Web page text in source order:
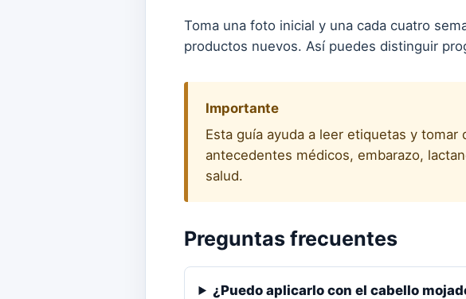
Toma una foto inicial y una cada cuatro
productos nuevos. Así puedes distinguir
Importante
Esta guía ayuda a leer etiquetas y
antecedentes médicos, embarazo,
salud.
Preguntas frecuentes
¿Puedo aplicarlo con el cabello